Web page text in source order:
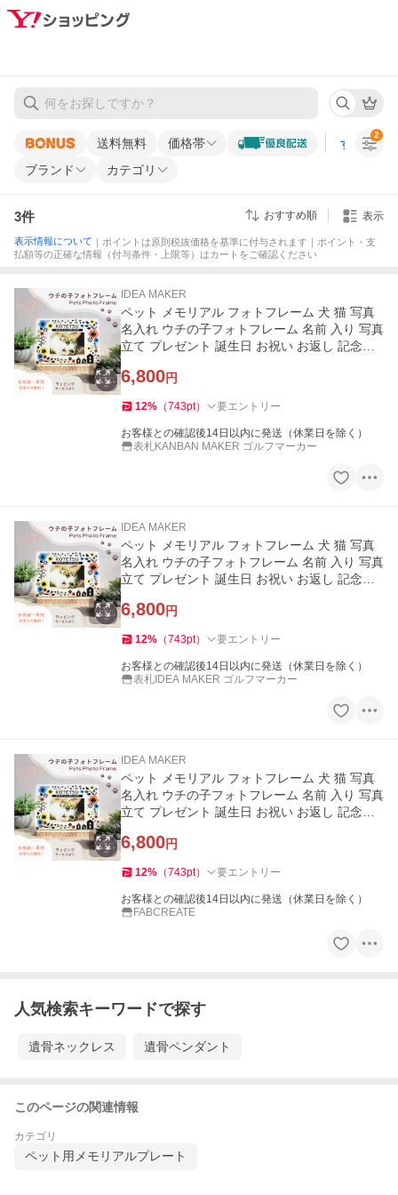
送料無料 価格帯 すべての条
ブランド カテゴリ
2
3件 おすすめ順 表示
表示情報について ｜ポイントは原則税抜価格を基準に付与されます｜ポイント・支
払額等の正確な情報（付与条件・上限等）はカートをご確認ください
IDEA MAKER
ペット メモリアル フォトフレーム 犬 猫 写真
名入れ ウチの子フォトフレーム 名前 入り 写真
立て プレゼント 誕生日 お祝い お返し 記念品
6,800円
12% （743pt） 要エントリー
お客様との確認後14日以内に発送（休業日を除く）
表札KANBAN MAKER ゴルフマーカー
IDEA MAKER
ペット メモリアル フォトフレーム 犬 猫 写真
名入れ ウチの子フォトフレーム 名前 入り 写真
立て プレゼント 誕生日 お祝い お返し 記念品
6,800円
12% （743pt） 要エントリー
お客様との確認後14日以内に発送（休業日を除く）
表札IDEA MAKER ゴルフマーカー
IDEA MAKER
ペット メモリアル フォトフレーム 犬 猫 写真
名入れ ウチの子フォトフレーム 名前 入り 写真
立て プレゼント 誕生日 お祝い お返し 記念品
6,800円
12% （743pt） 要エントリー
お客様との確認後14日以内に発送（休業日を除く）
FABCREATE
人気検索キーワードで探す
遺骨ネックレス 遺骨ペンダント
このページの関連情報
カテゴリ
ペット用メモリアルプレート